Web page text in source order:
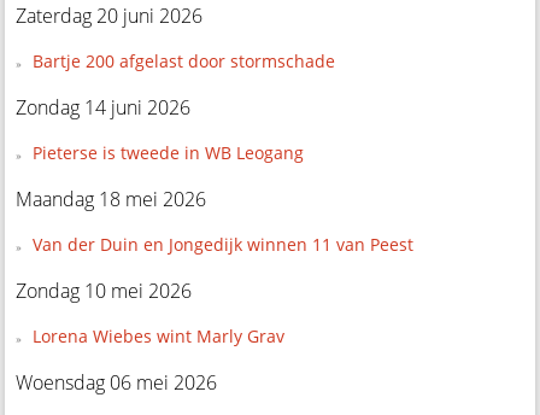
Zaterdag 20 juni 2026
Bartje 200 afgelast door stormschade
Zondag 14 juni 2026
Pieterse is tweede in WB Leogang
Maandag 18 mei 2026
Van der Duin en Jongedijk winnen 11 van Peest
Zondag 10 mei 2026
Lorena Wiebes wint Marly Grav
Woensdag 06 mei 2026